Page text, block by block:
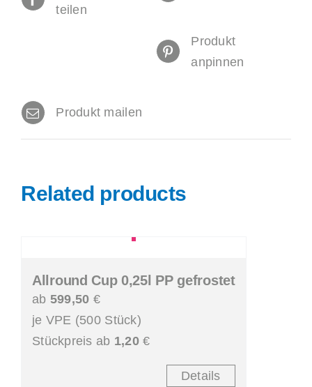
teilen
Produkt
anpinnen
Produkt mailen
Related products
Allround Cup 0,25l PP gefrostet
ab 599,50 €
je VPE (500 Stück)
Stückpreis ab 1,20€
Details